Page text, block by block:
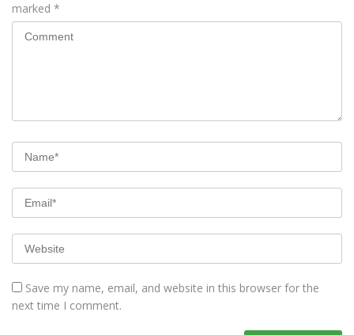
marked *
Save my name, email, and website in this browser for the
next time I comment.